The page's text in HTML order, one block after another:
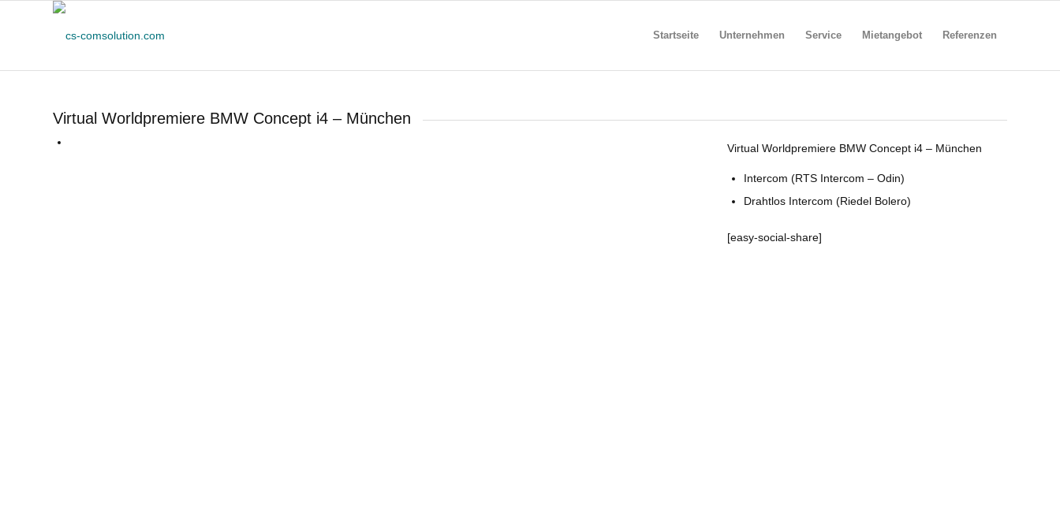
Startseite Unternehmen Service Mietangebot Referenzen
Virtual Worldpremiere BMW Concept i4 – München
Virtual Worldpremiere BMW Concept i4 – München
Intercom (RTS Intercom – Odin)
Drahtlos Intercom (Riedel Bolero)
[easy-social-share]